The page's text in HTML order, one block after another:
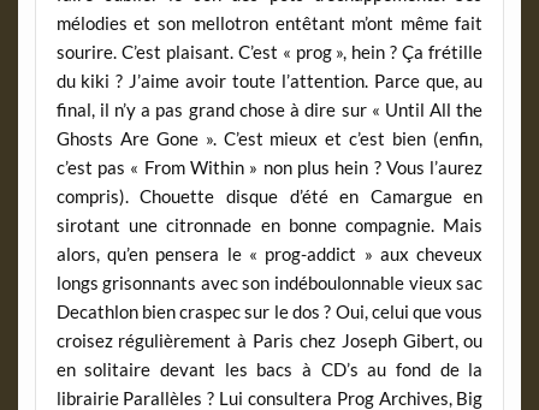
mélodies et son mellotron entêtant m’ont même fait
sourire. C’est plaisant. C’est « prog », hein ? Ça frétille
du kiki ? J’aime avoir toute l’attention. Parce que, au
final, il n’y a pas grand chose à dire sur « Until All the
Ghosts Are Gone ». C’est mieux et c’est bien (enfin,
c’est pas « From Within » non plus hein ? Vous l’aurez
compris). Chouette disque d’été en Camargue en
sirotant une citronnade en bonne compagnie. Mais
alors, qu’en pensera le « prog-addict » aux cheveux
longs grisonnants avec son indéboulonnable vieux sac
Decathlon bien craspec sur le dos ? Oui, celui que vous
croisez régulièrement à Paris chez Joseph Gibert, ou
en solitaire devant les bacs à CD’s au fond de la
librairie Parallèles ? Lui consultera Prog Archives, Big